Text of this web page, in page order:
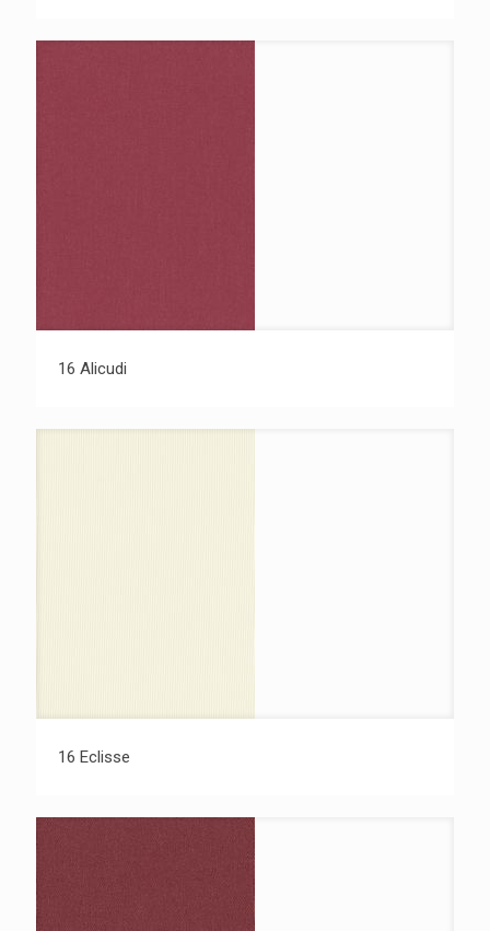
16 Alicudi
16 Eclisse